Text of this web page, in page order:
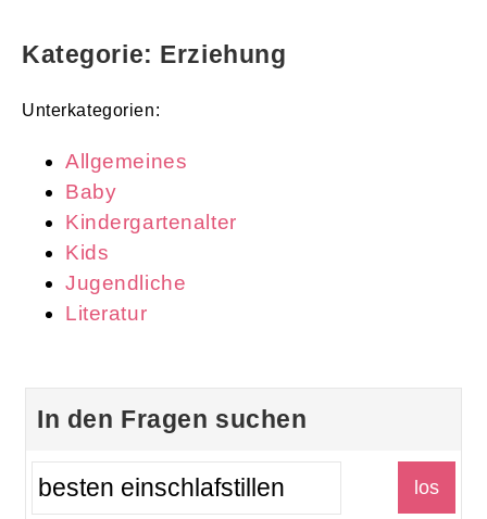
Kategorie: Erziehung
Unterkategorien:
Allgemeines
Baby
Kindergartenalter
Kids
Jugendliche
Literatur
In den Fragen suchen